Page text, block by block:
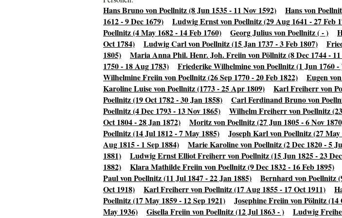
Hans Bruno von Poellnitz (8 Jun 1535 - 11 Nov 1592) Hans von
1612 - 9 Dec 1679)
Ludwig Ernst von Poellnitz (29 Aug 1641 - 27 Feb
Poellnitz (4 May 1682 - 14 Feb 1760)
Georg Julius von Poellnitz ( - )
Oct 1784)
Ludwig Carl von Poellnitz (15 Jan 1737 - 3 Feb 1807)
1805)
Maria Anna Phil. Henr. Joh. Freiin von Pöllnitz (8 Dec 1744 -
1750 - 18 Aug 1783)
Friederike Wilhelmine von Poellnitz (1 Jun 1760 -
Wilhelmine Freiin von Poellnitz (26 Sep 1770 - 20 Feb 1822)
Eugen
Karoline Luise von Poellnitz (1773 - 25 Apr 1809)
Karl Freiherr von
Poellnitz (19 Oct 1782 - 30 Jan 1858)
Carl Ferdinand Bruno von
Poellnitz (4 Dec 1793 - 13 Nov 1865)
Wilhelm Freiherr von Poellnitz
Oct 1804 - 28 Jan 1872)
Moritz von Poellnitz (27 Jun 1805 - 6 Nov
Poellnitz (14 Jul 1812 - 7 May 1885)
Joseph Karl von Poellnitz (27 May
Aug 1815 - 1 Sep 1884)
Marie Karoline von Poellnitz (2 Dec 1820 - 5
1881)
Ludwig Ernst Elliot Freiherr von Poellnitz (15 Jun 1825 - 23
1882)
Klara Mathilde Freiin von Poellnitz (9 Dec 1832 - 16 Feb 1895)
Paul von Poellnitz (11 Jul 1847 - 22 Jan 1885)
Bernhard von Poellnitz
Oct 1918)
Karl Freiherr von Poellnitz (17 Aug 1855 - 17 Oct 1911)
Poellnitz (17 May 1859 - 12 Sep 1921)
Josephine Freiin von Pölnitz (14
May 1936)
Gisella Freiin von Poellnitz (12 Jul 1863 - ) Ludwig